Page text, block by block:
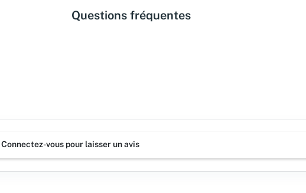
Questions fréquentes
Connectez-vous pour laisser un avis